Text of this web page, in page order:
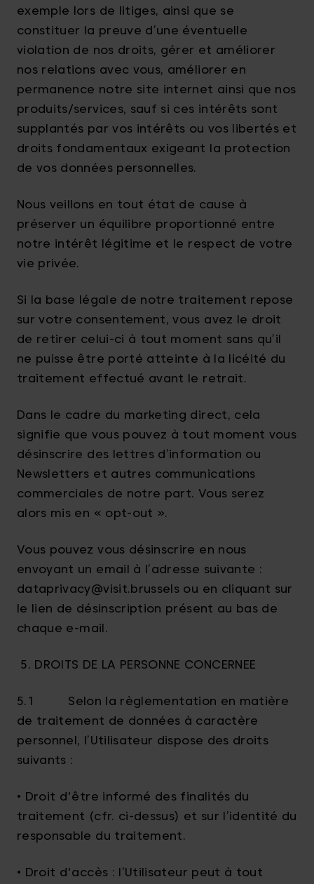
exemple lors de litiges, ainsi que se
constituer la preuve d’une éventuelle
violation de nos droits, gérer et améliorer
nos relations avec vous, améliorer en
permanence notre site internet ainsi que nos
produits/services, sauf si ces intérêts sont
supplantés par vos intérêts ou vos libertés et
droits fondamentaux exigeant la protection
de vos données personnelles.
Nous veillons en tout état de cause à
préserver un équilibre proportionné entre
notre intérêt légitime et le respect de votre
vie privée.
Si la base légale de notre traitement repose
sur votre consentement, vous avez le droit
de retirer celui-ci à tout moment sans qu’il
ne puisse être porté atteinte à la licéité du
traitement effectué avant le retrait.
Dans le cadre du marketing direct, cela
signifie que vous pouvez à tout moment vous
désinscrire des lettres d’information ou
Newsletters et autres communications
commerciales de notre part. Vous serez
alors mis en « opt-out ».
Vous pouvez vous désinscrire en nous
envoyant un email à l’adresse suivante :
dataprivacy@visit.brussels ou en cliquant sur
le lien de désinscription présent au bas de
chaque e-mail.
5. DROITS DE LA PERSONNE CONCERNEE
5.1 Selon la règlementation en matière
de traitement de données à caractère
personnel, l’Utilisateur dispose des droits
suivants :
• Droit d'être informé des finalités du
traitement (cfr. ci-dessus) et sur l’identité du
responsable du traitement.
• Droit d'accès : l’Utilisateur peut à tout